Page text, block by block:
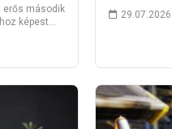
erős második
képest…
29.07.2026